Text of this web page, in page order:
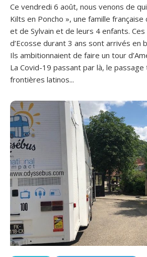
Ce vendredi 6 août, nous venons de
Kilts en Poncho », une famille française
et de Sylvain et de leurs 4 enfants.
d’Ecosse durant 3 ans sont arrivés en
Ils ambitionnaient de faire un tour
La Covid-19 passant par là, le
frontières latinos...